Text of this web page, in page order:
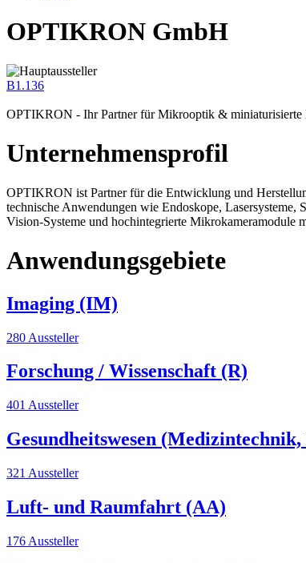
OPTIKRON GmbH
B1.136
OPTIKRON - Ihr Partner für Mikrooptik & miniaturisierte
Unternehmensprofil
OPTIKRON ist Partner für die Entwicklung und
technische Anwendungen wie Endoskope,
Vision-Systeme und hochintegrierte Mikrokameramodule
Anwendungsgebiete
Imaging (IM)
280 Aussteller
Forschung / Wissenschaft (R)
401 Aussteller
Gesundheitswesen
321 Aussteller
Luft- und Raumfahrt (AA)
176 Aussteller